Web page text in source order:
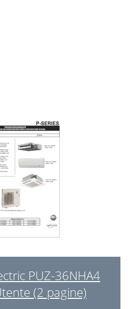
PUZ-36NHA4
(2 pagine)